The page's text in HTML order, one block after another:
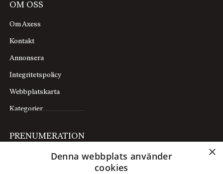
OM OSS
Om Axess
Kontakt
Annonsera
Integritetspolicy
Webbplatskarta
Kategorier
PRENUMERATION
×
Denna webbplats använder
cookies